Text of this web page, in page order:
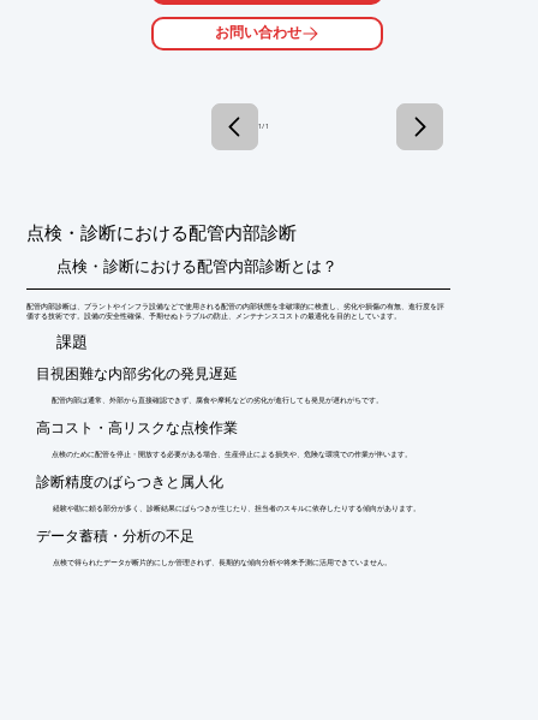
■現存では最小型・軽量クラスですので、１バッテリーで8分間飛
→暗闇の深い空間であっても、鮮明に撮影することのできる特殊
【点検する施設・設備】
■配管（ダクト）内部
■ボイラー内部
■天井裏・地下ピット
■橋梁・高速道路の箱桁内部
■天井梁・エレベーター・立体駐車場
お問い合わせ
1 / 1
点検・診断における配管内部診断
点検・診断における配管内部診断とは？
配管内部診断は、プラントやインフラ設備などで使用される配管の内部状態を非破壊的に検査し、劣化や損傷の有無、進行度を評
価する技術です。設備の安全性確保、予期せぬトラブルの防止、メンテナンスコストの最適化を目的としています。
​課題
目視困難な内部劣化の発見遅延
配管内部は通常、外部から直接確認できず、腐食や摩耗などの劣化が進行しても発見が遅れがちです。
高コスト・高リスクな点検作業
点検のために配管を停止・開放する必要がある場合、生産停止による損失や、危険な環境での作業が伴います。
診断精度のばらつきと属人化
経験や勘に頼る部分が多く、診断結果にばらつきが生じたり、担当者のスキルに依存したりする傾向があります。
データ蓄積・分析の不足
点検で得られたデータが断片的にしか管理されず、長期的な傾向分析や将来予測に活用できていません。